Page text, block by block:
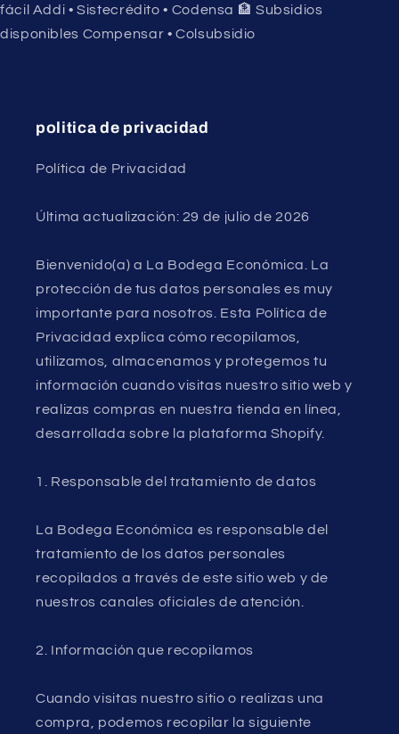
fácil Addi • Sistecrédito • Codensa 🏦 Subsidios
disponibles Compensar • Colsubsidio
politica de privacidad
Política de Privacidad
Última actualización: 29 de julio de 2026
Bienvenido(a) a La Bodega Económica. La
protección de tus datos personales es muy
importante para nosotros. Esta Política de
Privacidad explica cómo recopilamos,
utilizamos, almacenamos y protegemos tu
información cuando visitas nuestro sitio web y
realizas compras en nuestra tienda en línea,
desarrollada sobre la plataforma Shopify.
1. Responsable del tratamiento de datos
La Bodega Económica es responsable del
tratamiento de los datos personales
recopilados a través de este sitio web y de
nuestros canales oficiales de atención.
2. Información que recopilamos
Cuando visitas nuestro sitio o realizas una
compra, podemos recopilar la siguiente